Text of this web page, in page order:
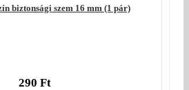
biztonsági szem 16 mm (1 pár)
290 Ft